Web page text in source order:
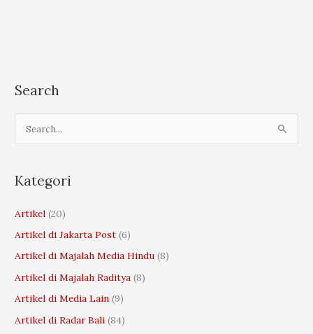
Search
e
r
h
f
o
r
Kategori
Artikel (20)
Artikel di Jakarta Post (6)
Artikel di Majalah Media Hindu (8)
Artikel di Majalah Raditya (8)
Artikel di Media Lain (9)
Artikel di Radar Bali (84)